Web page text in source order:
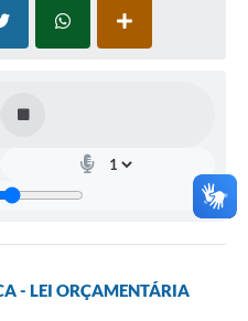
- LEI ORÇAMENTÁRIA